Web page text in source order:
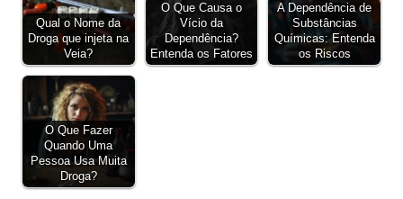
Qual o Nome da
Droga que injeta na
Veia?
O Que Causa o
Vício da
Dependência?
Entenda os Fatores
A Dependência de
Substâncias
Químicas: Entenda
os Riscos
O Que Fazer
Quando Uma
Pessoa Usa Muita
Droga?